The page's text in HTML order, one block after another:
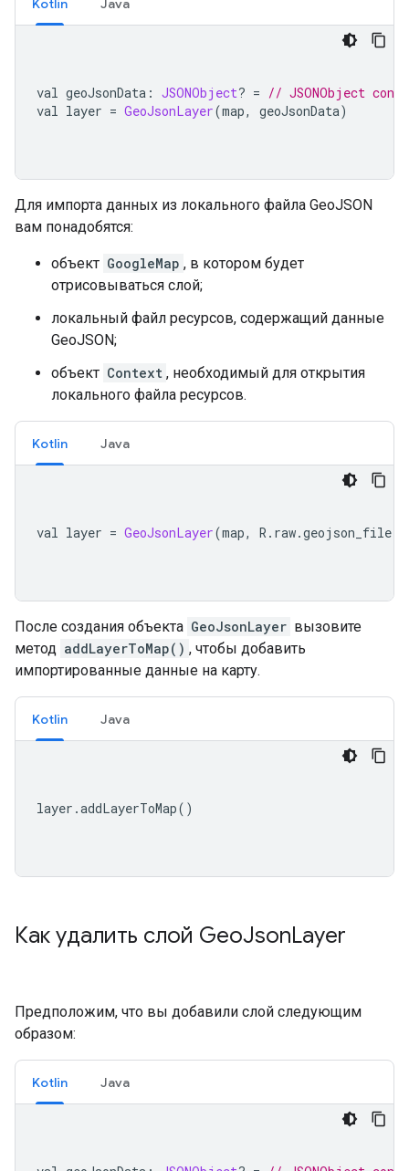
Kotlin Java
val geoJsonData : JSONObject? = // JSONObject
val layer = GeoJsonLayer(map, geoJsonData)
Для импорта данных из локального файла GeoJSON
вам понадобятся:
объект GoogleMap , в котором будет
отрисовываться слой;
локальный файл ресурсов, содержащий данные
GeoJSON;
объект Context , необходимый для открытия
локального файла ресурсов.
Kotlin Java
val layer = GeoJsonLayer(map, R . raw.geojson_file
После создания объекта GeoJsonLayer вызовите
метод addLayerToMap() , чтобы добавить
импортированные данные на карту.
Kotlin Java
layer .addLayerToMap()
Как удалить слой GeoJsonLayer
Предположим, что вы добавили слой следующим
образом:
Kotlin Java